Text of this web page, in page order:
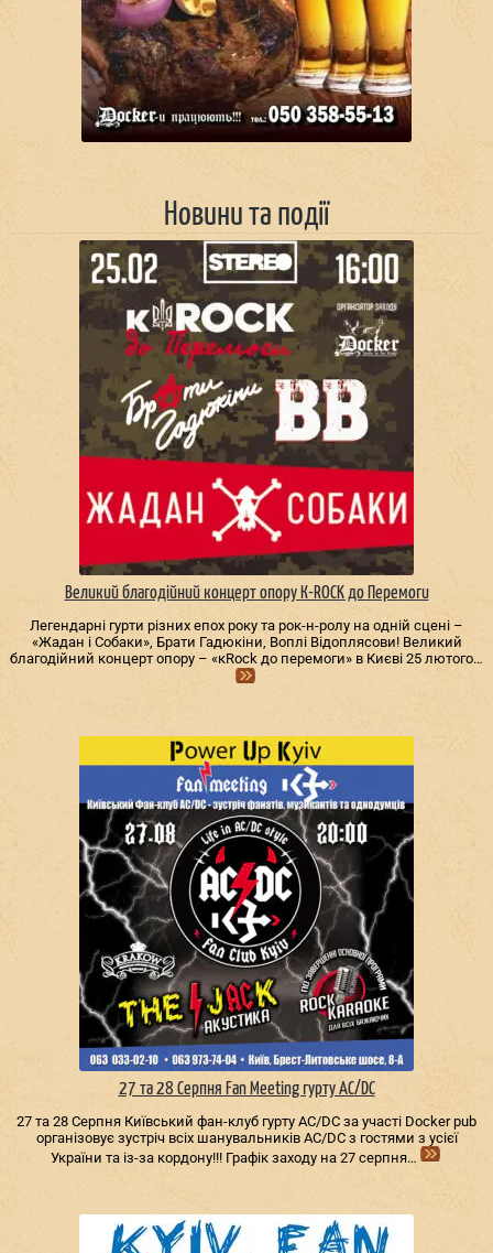
Новини та події
Великий благодійний концерт опору К-ROCK до Перемоги
Легендарні гурти різних епох року та рок-н-ролу на одній сцені –
«Жадан і Собаки», Брати Гадюкіни, Воплі Відоплясови! Великий
благодійний концерт опору – «кRock до перемоги» в Києві 25 лютого…
27 та 28 Серпня Fan Meeting гурту AC/DС
27 та 28 Серпня Київський фан-клуб гурту AC/DС за участі Docker pub
організовує зустріч всіх шанувальників AC/DС з гостями з усієї
України та із-за кордону!!! Графік заходу на 27 серпня…